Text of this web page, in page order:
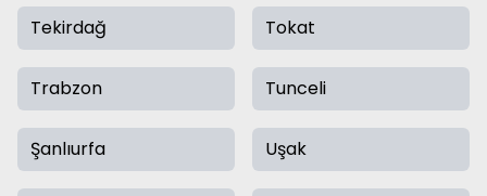
Tekirdağ Tokat
Trabzon Tunceli
Şanlıurfa Uşak